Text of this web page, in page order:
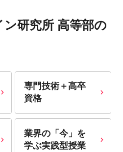
研究所 高等部の
専門技術＋高卒
資格
業界の「今」を
学ぶ実践型授業